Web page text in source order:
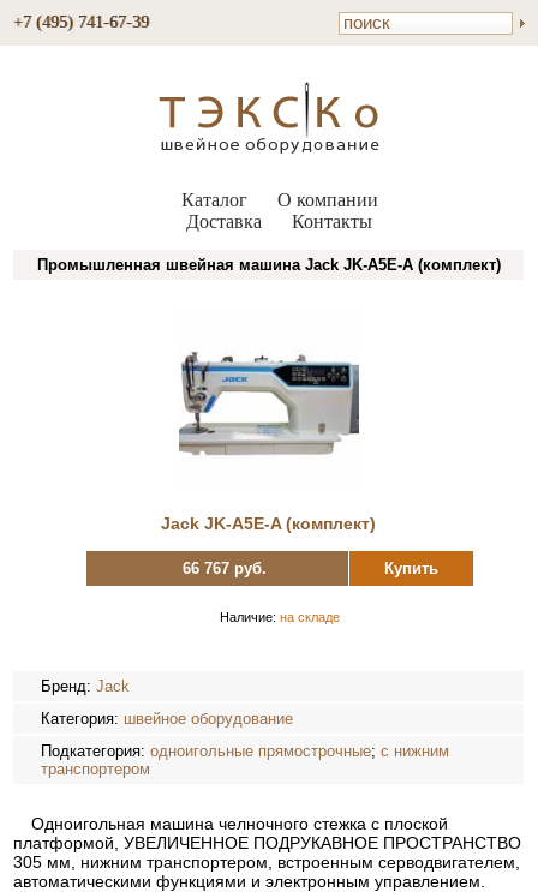
+7 (495) 741-67-39
Каталог
О компании
Доставка
Контакты
Промышленная швейная машина Jack JK-A5E-A (комплект)
Jack JK-A5E-A (комплект)
66 767 руб. Купить
Наличие: на складе
Бренд:Jack
Категория: швейное оборудование
Подкатегория:одноигольные прямострочные;с нижним
транспортером
Одноигольная машина челночного стежка с плоской
платформой, УВЕЛИЧЕННОЕ ПОДРУКАВНОЕ ПРОСТРАНСТВО
305 мм, нижним транспортером, встроенным серводвигателем,
автоматическими функциями и электронным управлением.